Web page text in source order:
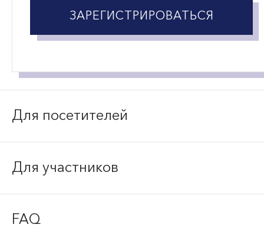
ЗАРЕГИСТРИРОВАТЬСЯ
Для посетителей
Для участников
FAQ